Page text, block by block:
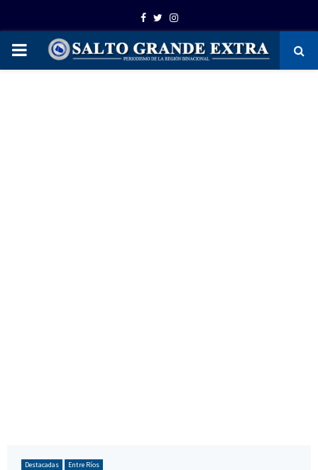
Facebook
TwitterInstagram
PRIMARY
Destacadas Entre Ríos